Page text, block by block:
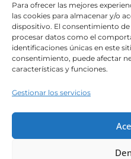
Para ofrecer las mejores
las cookies para almacenar y/o
dispositivo. El consentimiento
procesar datos como el
identificaciones únicas en este
consentimiento, puede afectar
características y funciones.
Gestionar los servicios
Hazte
List Title #2